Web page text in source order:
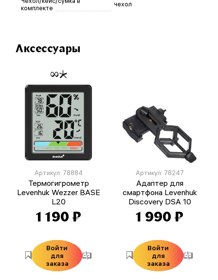
комплекте
чехол
Аксессуары
Артикул: 78884
Термогигрометр
Levenhuk Wezzer BASE
L20
1 190 ₽
Войти
для
заказа
Артикул: 78247
Адаптер для
смартфона Levenhuk
Discovery DSA 10
1 990 ₽
Войти
для
заказа